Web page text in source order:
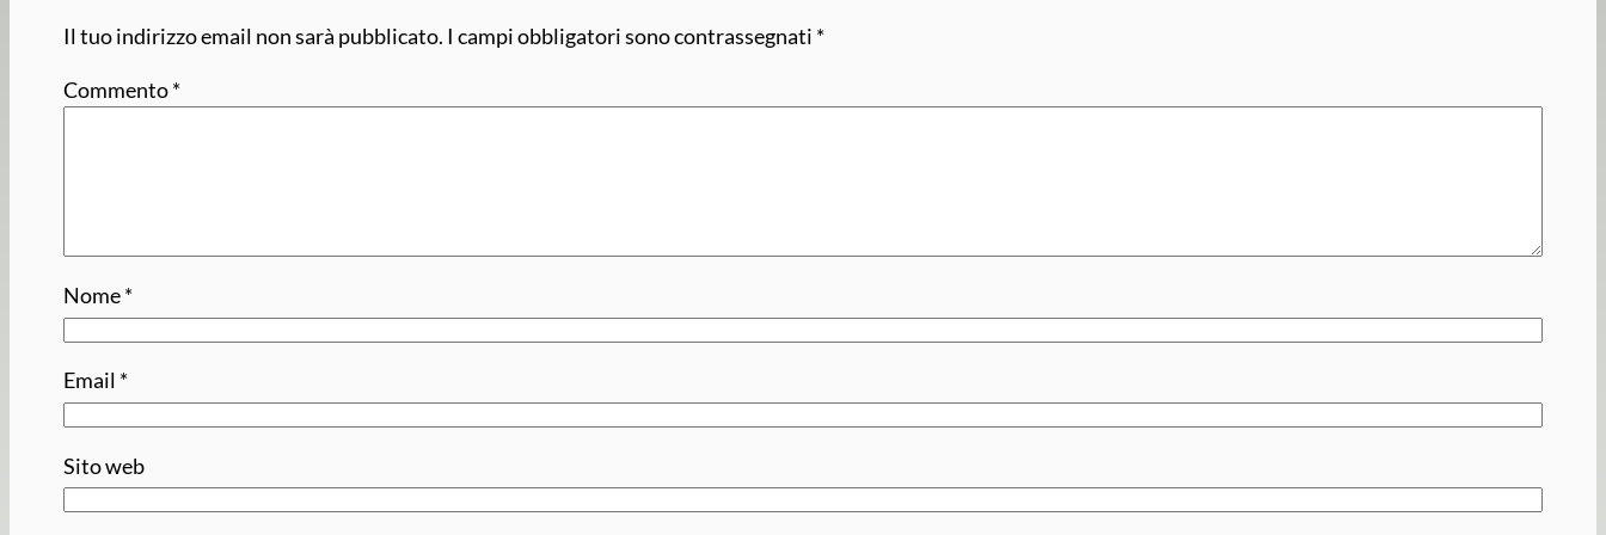
Il tuo indirizzo email non sarà pubblicato. I campi obbligatori sono contrassegnati *
Commento*
Nome*
Email *
Sito web